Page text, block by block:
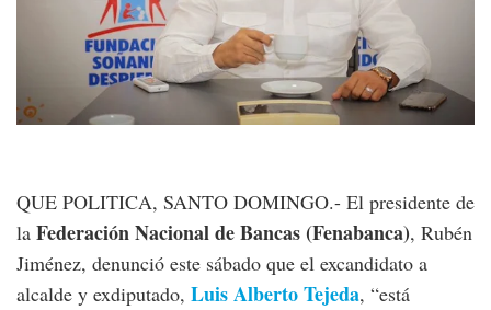
QUE POLITICA, SANTO DOMINGO.- El presidente de
la Federación Nacional de Bancas (Fenabanca), Rubén
Jiménez, denunció este sábado que el excandidato a
alcalde y exdiputado, Luis Alberto Tejeda, “está